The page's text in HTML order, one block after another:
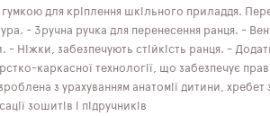
для кріплення шкільного приладдя.
- Зручна ручка для перенесення ранця. -
Ніжки, забезпечують стійкість ранця. -
каркасної технології, що забезпечує
з урахуванням анатомії дитини,
зошитів і підручників